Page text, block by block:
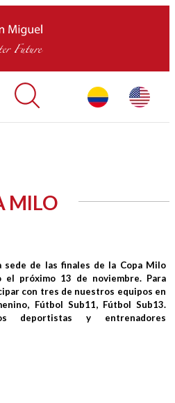
HOME
MILO
de las finales de la Copa Milo
el próximo 13 de noviembre. Para
con tres de nuestros equipos en
Fútbol Sub11, Fútbol Sub13.
deportistas y entrenadores